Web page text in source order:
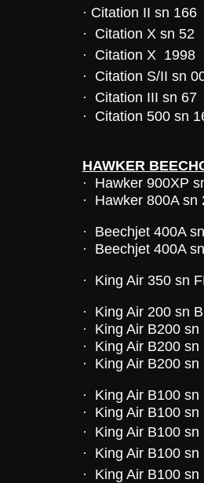
· Citation II sn 166
· Citation X sn 52
· Citation X 1998
· Citation S/II sn
· Citation III sn 67
· Citation 500 sn
HAWKER
· Hawker 900XP
· Hawker 800A sn
· Beechjet 400A
· Beechjet 400A
· King Air 350 sn
· King Air 200 sn
· King Air B200 sn
· King Air B200 sn
· King Air B200 sn
· King Air B100 sn
· King Air B100 sn
· King Air B100 sn
· King Air B100 sn
· King Air B100 sn